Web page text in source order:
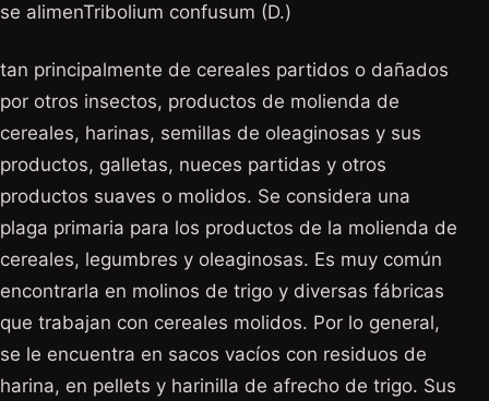
se alimenTribolium confusum (D.)
tan principalmente de cereales partidos o dañados
por otros insectos, productos de molienda de
cereales, harinas, semillas de oleaginosas y sus
productos, galletas, nueces partidas y otros
productos suaves o molidos. Se considera una
plaga primaria para los productos de la molienda de
cereales, legumbres y oleaginosas. Es muy común
encontrarla en molinos de trigo y diversas fábricas
que trabajan con cereales molidos. Por lo general,
se le encuentra en sacos vacíos con residuos de
harina, en pellets y harinilla de afrecho de trigo. Sus